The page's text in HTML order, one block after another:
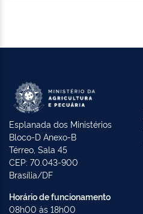
Esplanada dos Ministérios
Bloco-D Anexo-B
Térreo, Sala 45
CEP: 70.043-900
Brasília/DF
Horário de funcionamento
08h00 às 18h00